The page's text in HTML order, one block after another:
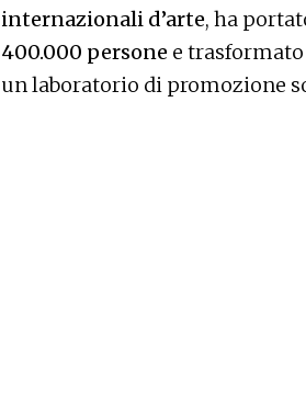
internazionali d’arte, ha
400.000 persone e
un laboratorio di promozione